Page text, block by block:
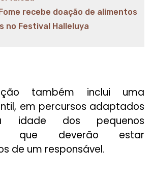
recebe doação de alimentos
no Festival Halleluya
também inclui uma
em percursos adaptados
idade dos pequenos
que deverão estar
de um responsável.